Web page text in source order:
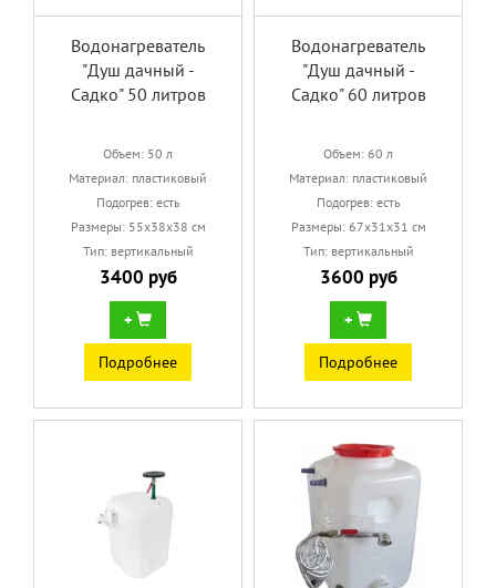
Водонагреватель
"Душ дачный -
Садко" 50 литров
Объем: 50 л
Материал: пластиковый
Подогрев: есть
Размеры: 55х38х38 см
Тип: вертикальный
3400 руб
+
Подробнее
Водонагреватель
"Душ дачный -
Садко" 60 литров
Объем: 60 л
Материал: пластиковый
Подогрев: есть
Размеры: 67х31х31 см
Тип: вертикальный
3600 руб
+
Подробнее